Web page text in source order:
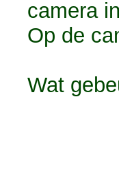
camera
Op de
Wat